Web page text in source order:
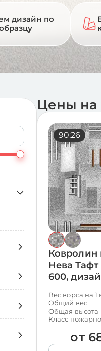
дизайн по
Цены на
90;26
Ковролин
Нева
600,
Вес ворса на 1
Общий вес
Общая высота
Класс
от